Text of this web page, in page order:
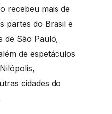
recebeu mais de
partes do Brasil e
de São Paulo,
de espetáculos
cidades do